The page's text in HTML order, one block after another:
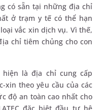
có sẵn tại những địa chỉ
ở trạm y tế có thể hạn
vắc xin dịch vụ. Vì thế,
chỉ tiêm chủng cho con
hiện là địa chỉ cung cấp
xin theo yêu cầu của các
độ an toàn cao nhất cho